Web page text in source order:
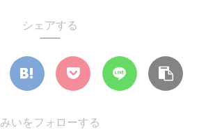
シェアする
みいをフォローする